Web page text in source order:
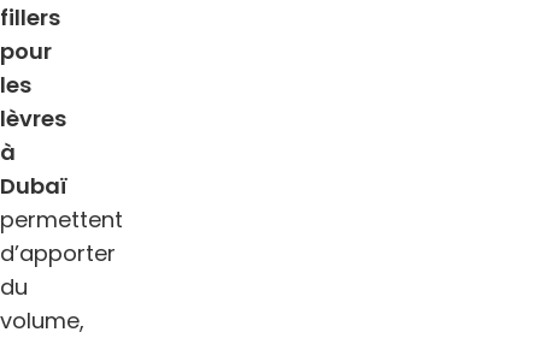
fillers
pour
les
lèvres
à
Dubaï
permettent
d’apporter
du
volume,